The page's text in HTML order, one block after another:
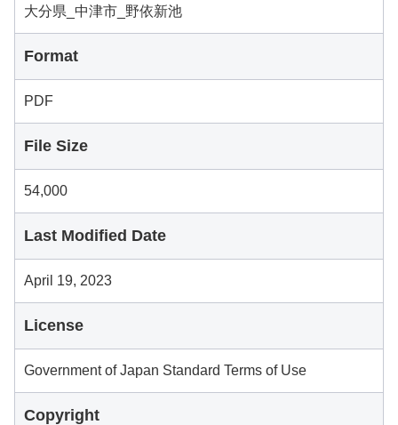
大分県_中津市_野依新池
Format
PDF
File Size
54,000
Last Modified Date
April 19, 2023
License
Government of Japan Standard Terms of Use
Copyright